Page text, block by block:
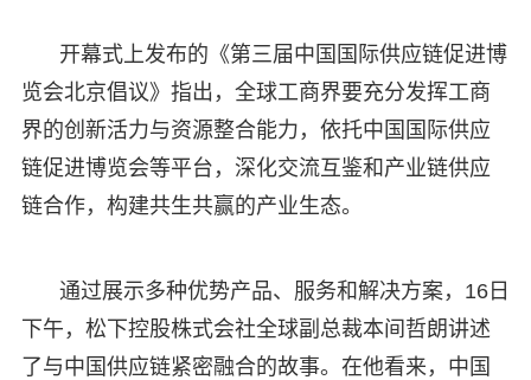
开幕式上发布的《第三届中国国际供应链促进博
览会北京倡议》指出，全球工商界要充分发挥工商
界的创新活力与资源整合能力，依托中国国际供应
链促进博览会等平台，深化交流互鉴和产业链供应
链合作，构建共生共赢的产业生态。
通过展示多种优势产品、服务和解决方案，16日
下午，松下控股株式会社全球副总裁本间哲朗讲述
了与中国供应链紧密融合的故事。在他看来，中国